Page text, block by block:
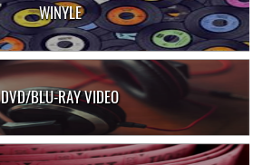
WINYLE
DVD/BLU-RAY VIDEO